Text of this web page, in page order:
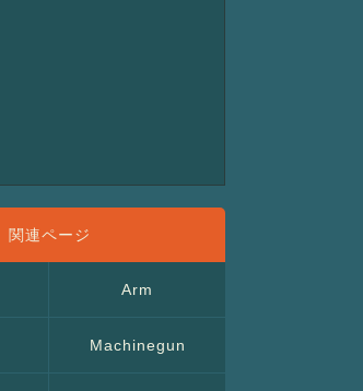
Arm
Machinegun